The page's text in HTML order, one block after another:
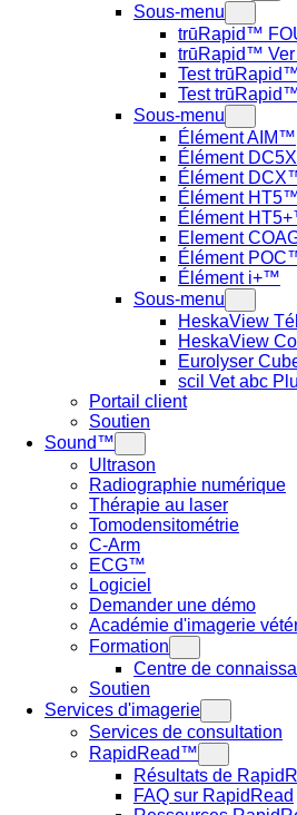
Sous-menu
trūRapid™
trūRapid™
Test
Test
Sous-menu
Élément AIM™
Élément
Élément
Élément
Élément
Element
Élément
Élément i+™
Sous-menu
HeskaView
HeskaView
Eurolyser
scil Vet abc
Portail client
Soutien
Sound™
Ultrason
Radiographie numérique
Thérapie au laser
Tomodensitométrie
C-Arm
ECG™
Logiciel
Demander une démo
Académie d'imagerie
Formation
Centre de
Soutien
Services d'imagerie
Services de consultation
RapidRead™
Résultats de
FAQ sur RapidRead
Rechercher